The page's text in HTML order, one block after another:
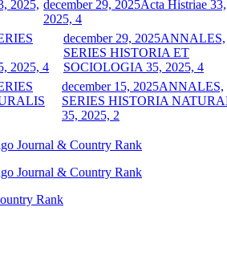
december 29, 2025Acta Histriae 33,
2025, 4
december 29, 2025ANNALES,
SERIES HISTORIA ET
SOCIOLOGIA 35, 2025, 4
december 15, 2025ANNALES,
SERIES HISTORIA
35, 2025, 2